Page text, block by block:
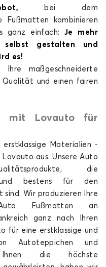
bei dem
Fußmatten kombinieren
ganz einfach: Je mehr
gestalten und
es!
maßgeschneiderte
und einen fairen
mit Lovauto für
Materialien -
aus. Unsere Auto
die
bestens für den
Wir produzieren Ihre
Fußmatten an
ganz nach Ihren
für eine erstklassige und
Autoteppichen und
Ihnen die
höchste